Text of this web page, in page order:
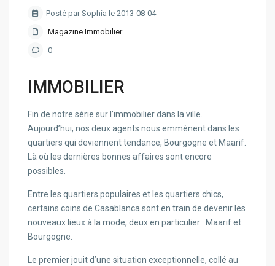
Posté par Sophia le 2013-08-04
Magazine Immobilier
0
IMMOBILIER
Fin de notre série sur l’immobilier dans la ville.
Aujourd’hui, nos deux agents nous emmènent dans les
quartiers qui deviennent tendance, Bourgogne et Maarif.
Là où les dernières bonnes affaires sont encore
possibles.
Entre les quartiers populaires et les quartiers chics,
certains coins de Casablanca sont en train de devenir les
nouveaux lieux à la mode, deux en particulier : Maarif et
Bourgogne.
Le premier jouit d’une situation exceptionnelle, collé au